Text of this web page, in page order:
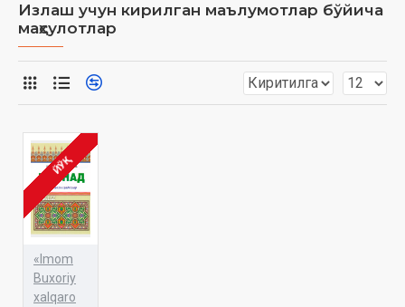
Излаш учун кирилган маълумотлар бўйича
маҳсулотлар
ЙЎҚ
«Imom
Buxoriy
xalqaro